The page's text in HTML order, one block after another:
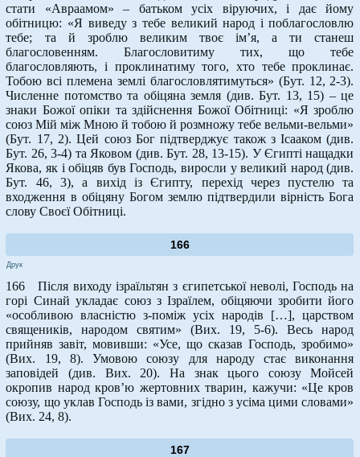
стати «Авраамом» – батьком усіх віруючих, і дає йому
обітницю: «Я виведу з тебе великий народ і поблагословлю
тебе; та й зроблю великим твоє ім’я, а ти станеш
благословенням. Благословитиму тих, що тебе
благословляють, і проклинатиму того, хто тебе проклинає.
Тобою всі племена землі благословлятимуться» (Бут. 12, 2-3).
Численне потомство та обіцяна земля (див. Бут. 13, 15) – це
знаки Божої опіки та здійснення Божої Обітниці: «Я зроблю
союз Мій між Мною й тобою й розмножу тебе вельми-вельми»
(Бут. 17, 2). Цей союз Бог підтверджує також з Ісааком (див.
Бут. 26, 3-4) та Яковом (див. Бут. 28, 13-15). У Єгипті нащадки
Якова, як і обіцяв був Господь, виросли у великий народ (див.
Бут. 46, 3), а вихід із Єгипту, перехід через пустелю та
входження в обіцяну Богом землю підтвердили вірність Бога
слову Своєї Обітниці.
166
Друк
166 Після виходу ізраїльтян з єгипетської неволі, Господь на
горі Синай укладає союз з Ізраїлем, обіцяючи зробити його
«особливою власністю з-поміж усіх народів […], царством
священиків, народом святим» (Вих. 19, 5-6). Весь народ
прийняв завіт, мовивши: «Усе, що сказав Господь, зробимо»
(Вих. 19, 8). Умовою союзу для народу стає виконання
заповідей (див. Вих. 20). На знак цього союзу Мойсей
окропив народ кров’ю жертовних тварин, кажучи: «Це кров
союзу, що уклав Господь із вами, згідно з усіма цими словами»
(Вих. 24, 8).
167